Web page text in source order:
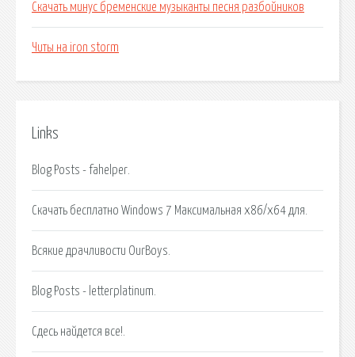
Скачать минус бременские музыканты песня разбойников
Читы на iron storm
Links
Blog Posts - fahelper.
Скачать бесплатно Windows 7 Максимальная x86/x64 для.
Всякие драчливости OurBoys.
Blog Posts - letterplatinum.
Сдесь найдется все!.